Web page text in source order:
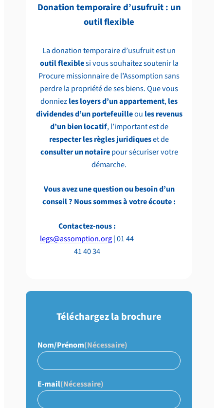
Donation temporaire d’usufruit : un
outil flexible
La donation temporaire d’usufruit est un
outil flexiblesi vous souhaitez soutenir la
Procure missionnaire de l’Assomption sans
perdre la propriété de ses biens. Que vous
donniezles loyers d’un appartement,les
dividendes d’un portefeuilleou les revenus
d’un bien locatif, l’important est de
respecter les règles juridiqueset de
consulter un notairepour sécuriser votre
démarche.
Vous avez une question ou besoin d’un
conseil ? Nous sommes à votre écoute :
Contactez-nous :
legs@assomption.org| 01 44
41 40 34
Téléchargez la brochure
Nom/Prénom(Nécessaire)
E-mail(Nécessaire)